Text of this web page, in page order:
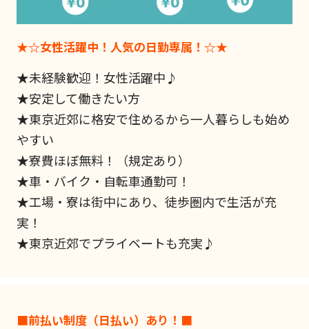
★☆女性活躍中！人気の日勤専属！☆★
★未経験歓迎！女性活躍中♪
★安定して働きたい方
★東京近郊に格安で住めるから一人暮らしも始め
やすい
★寮費ほぼ無料！（規定あり）
★車・バイク・自転車通勤可！
★工場・寮は街中にあり、徒歩圏内で生活が充
実！
★東京近郊でプライベートも充実♪
■前払い制度（日払い）あり！■